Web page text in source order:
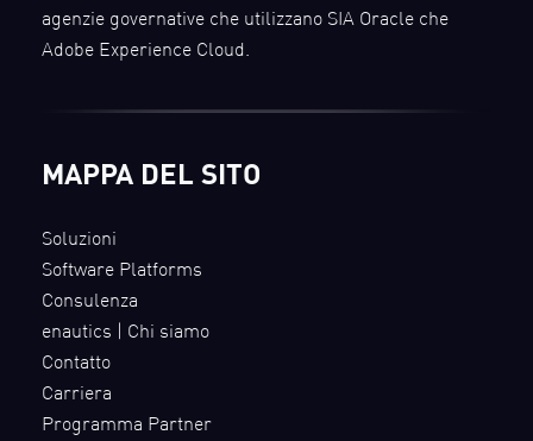
agenzie governative che utilizzano SIA Oracle che
Adobe Experience Cloud.
MAPPA DEL SITO
Soluzioni
Software Platforms
Consulenza
enautics | Chi siamo
Contatto
Carriera
Programma Partner